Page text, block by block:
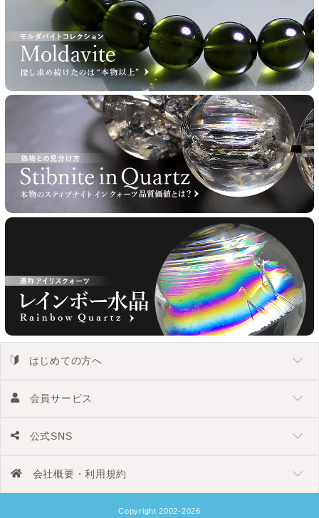
はじめての方へ
会員サービス
公式SNS
会社概要・利用規約
Copyright 2002-2026